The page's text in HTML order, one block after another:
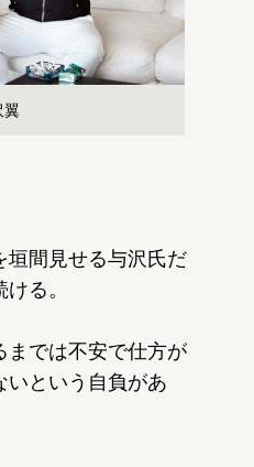
翼
間見せる与沢氏だ
る。
までは不安で仕方が
いという自負があ